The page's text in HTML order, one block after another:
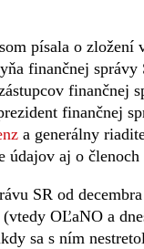
písala o
finančnej
finančnej
finančnej
a generálny
údajov aj o
SR od
OĽaNO a
sa s ním